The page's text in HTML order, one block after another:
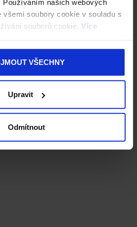
Používáním našich webových
všemi soubory cookie v souladu s
souborů cookie. Více
VŠECHNY
Upravit
Odmítnout